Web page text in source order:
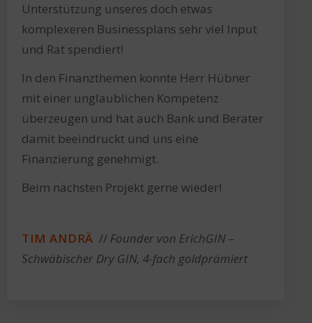
Unterstützung unseres doch etwas
komplexeren Businessplans sehr viel Input
und Rat spendiert!
In den Finanzthemen konnte Herr Hübner
mit einer unglaublichen Kompetenz
überzeugen und hat auch Bank und Berater
damit beeindruckt und uns eine
Finanzierung genehmigt.
Beim nächsten Projekt gerne wieder!
TIM ANDRÄ // Founder von ErichGIN –
Schwäbischer Dry GIN, 4-fach goldprämiert